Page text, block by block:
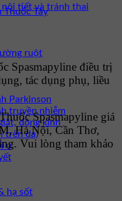
tiết và tránh thai
ruột
Parkinson
truyền nhiễm
động kinh
trên da)
u
hạ sốt
Thuốc Tây
Spasmapyline điều trị
tác dụng phụ, liều
Spasmapyline giá
Hà Nội, Cần Thơ,
Vui lòng tham khảo